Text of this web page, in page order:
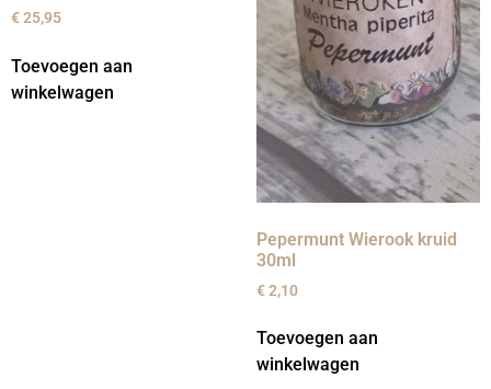
€25,95
Toevoegen aan
winkelwagen
Pepermunt Wierook kruid
30ml
€2,10
Toevoegen aan
winkelwagen